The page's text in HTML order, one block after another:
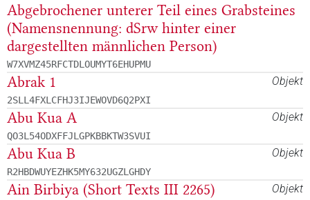
Abgebrochener unterer Teil eines Grabsteines
(Namensnennung: dSrw hinter einer
dargestellten männlichen Person)
W7XVMZ45RFCTDLOUMYT6EHUPMU
Objekt
Abrak 1
2SLL4FXLCFHJ3IJEWOVD6Q2PXI
Objekt
Abu Kua A
QO3L54ODXFFJLGPKBBKTW3SVUI
Objekt
Abu Kua B
R2HBDWUYEZHK5MY632UGZLGHDY
Objekt
Ain Birbiya (Short Texts III 2265)